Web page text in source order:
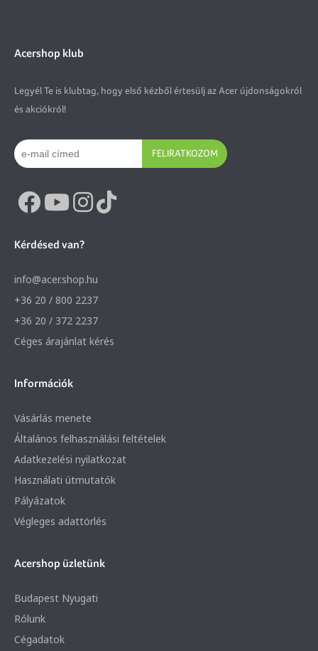
Acershop klub
Legyél Te is klubtag, hogy első kézből értesülj az Acer újdonságokról
és akciókról!
FELIRATKOZOM
Kérdésed van?
info@acer.shop.hu
+36 20 / 800 2237
+36 20 / 372 2237
Céges árajánlat kérés
Információk
Vásárlás menete
Általános felhasználási feltételek
Adatkezelési nyilatkozat
Használati útmutatók
Pályázatok
Végleges adattörlés
Acershop üzletünk
Budapest Nyugati
Rólunk
Cégadatok